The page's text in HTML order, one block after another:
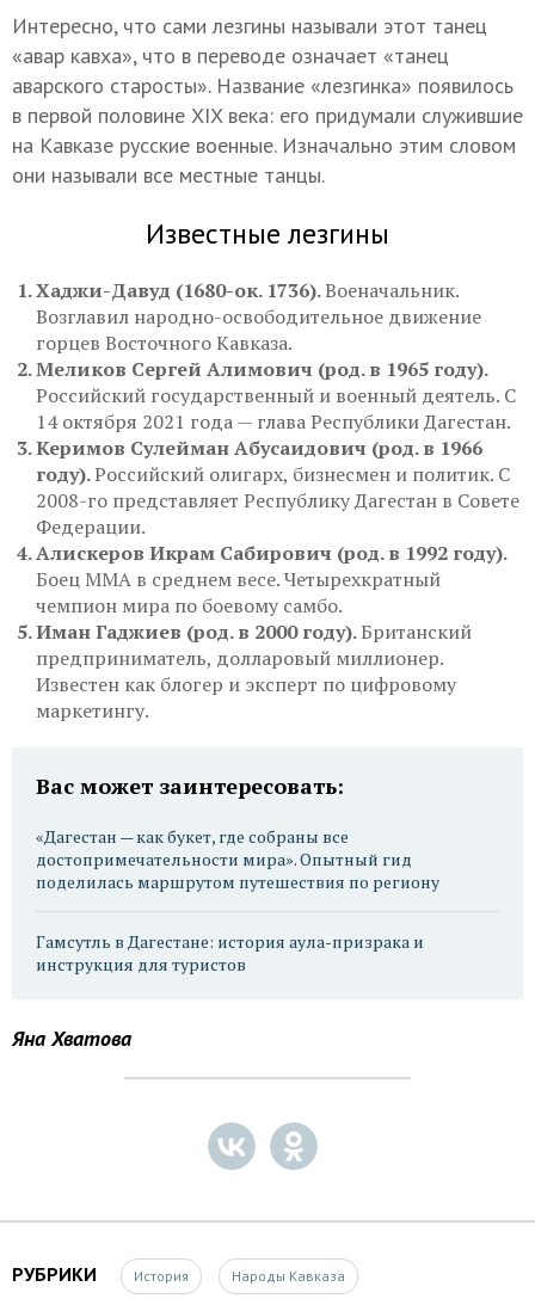
Интересно, что сами лезгины называли этот танец
«авар кавха», что в переводе означает «танец
аварского старосты». Название «лезгинка» появилось
в первой половине XIX века: его придумали служившие
на Кавказе русские военные. Изначально этим словом
они называли все местные танцы.
Известные лезгины
Хаджи-Давуд (1680-ок. 1736).Военачальник.
Возглавил народно-освободительное движение
горцев Восточного Кавказа.
Меликов Сергей Алимович (род. в 1965 году).
Российский государственный и военный деятель. С
14 октября 2021 года — глава Республики Дагестан.
Керимов Сулейман Абусаидович (род. в 1966
году).Российский олигарх, бизнесмен и политик. С
2008-го представляет Республику Дагестан в Совете
Федерации.
Алискеров Икрам Сабирович (род. в 1992 году).
Боец ММА в среднем весе. Четырехкратный
чемпион мира по боевому самбо.
Иман Гаджиев (род. в 2000 году).Британский
предприниматель, долларовый миллионер.
Известен как блогер и эксперт по цифровому
маркетингу.
Вас может заинтересовать:
«Дагестан — как букет, где собраны все
достопримечательности мира». Опытный гид
поделилась маршрутом путешествия по региону
Гамсутль в Дагестане: история аула-призрака и
инструкция для туристов
Яна Хватова
РУБРИКИ История Народы Кавказа